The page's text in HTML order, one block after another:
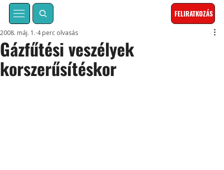
FELIRATKOZÁS
Gázfűtési veszélyek
korszerűsítéskor
2008. máj. 1. 4 perc olvasás